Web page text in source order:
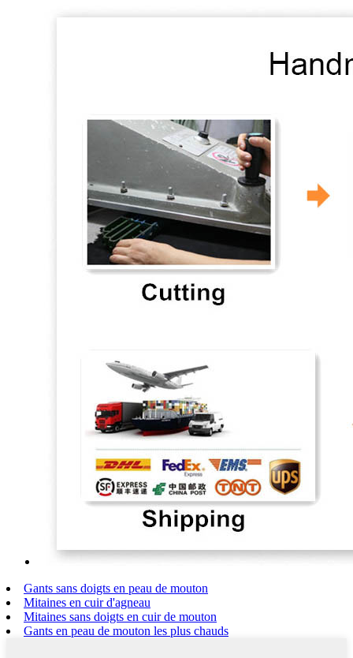
Gants sans doigts en peau de mouton
Mitaines en cuir d'agneau
Mitaines sans doigts en cuir de mouton
Gants en peau de mouton les plus chauds